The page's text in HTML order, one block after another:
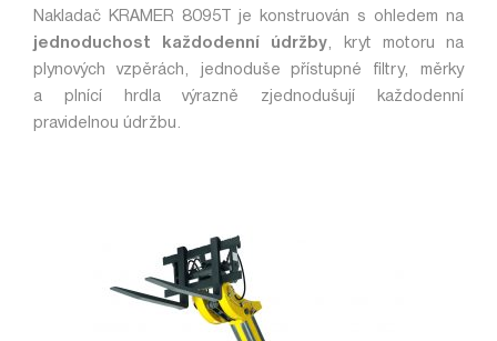
Nakladač KRAMER 8095T je konstruován s ohledem na
jednoduchost každodenní údržby, kryt motoru na
plynových vzpěrách, jednoduše přístupné filtry, měrky
a plnící hrdla výrazně zjednodušují každodenní
pravidelnou údržbu.